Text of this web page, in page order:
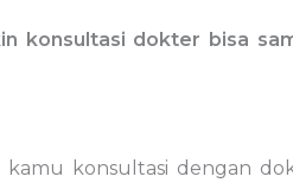
konsultasi dokter bisa
kamu konsultasi dengan